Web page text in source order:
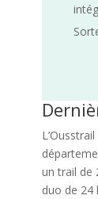
un trail de
duo de 24